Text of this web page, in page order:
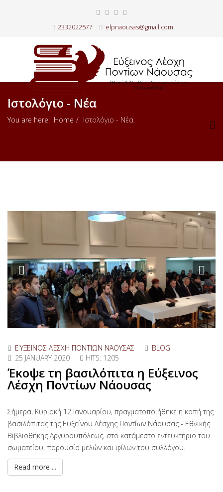
2332022577 elpnaousas@gmail.com
Ιστολόγιο - Νέα
You are here: Home Ιστολόγιο - Νέα
Previous
ΕΎΞΕΙΝΟΣ ΛΈΣΧΗ ΠΟΝΤΊΩΝ ΝΆΟΥΣΑΣ
BLOG
25 JANUARY 2020
HITS: 1205
Έκοψε τη βασιλόπιτα η Εύξεινος
Λέσχη Ποντίων Νάουσας
Σήμερα, Κυριακή 12 Ιανουαρίου, πραγματοποιήθηκε η κοπή της
βασιλόπιτας της Ευξείνου Λέσχης Ποντίων Νάουσας - Εθνικής
Βιβλιοθήκης Αργυρουπόλεως, στο κατάμεστο εντευκτήριο του
σωματείου, παρουσία μελών και φίλων του συλλόγου.
Read more ...